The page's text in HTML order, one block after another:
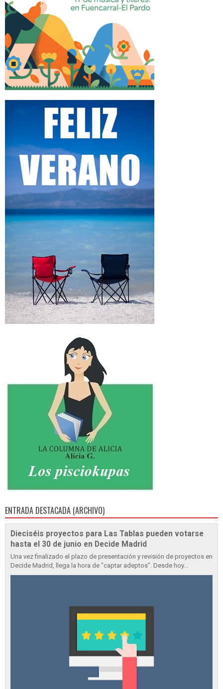
ENTRADA DESTACADA (ARCHIVO)
Dieciséis proyectos para Las Tablas pueden votarse
hasta el 30 de junio en Decide Madrid
Una vez finalizado el plazo de presentación y revisión de proyectos en
Decide Madrid, llega la hora de "captar adeptos". Desde hoy...